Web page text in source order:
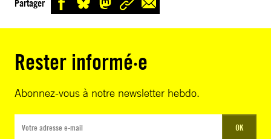
Partager
Rester informé·e
Abonnez-vous à notre newsletter hebdo.
OK